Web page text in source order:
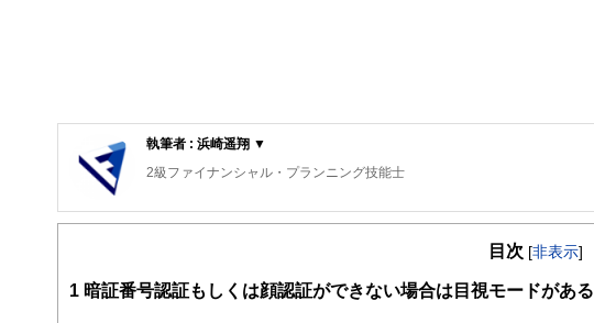
執筆者 : 浜崎遥翔 ▼
2級ファイナンシャル・プランニング技能士
目次 [非表示]
1 暗証番号認証もしくは顔認証ができない場合は目視モードがある